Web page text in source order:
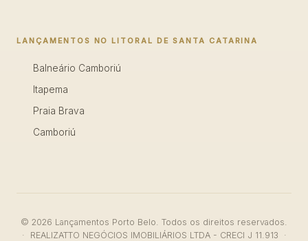
LANÇAMENTOS NO LITORAL DE SANTA CATARINA
Balneário Camboriú
Itapema
Praia Brava
Camboriú
© 2026 Lançamentos Porto Belo. Todos os direitos reservados.
· REALIZATTO NEGÓCIOS IMOBILIÁRIOS LTDA - CRECI J 11.913 ·